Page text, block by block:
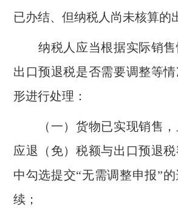
已办结、但纳税人尚未核算的
纳税人应当根据实际销售
出口预退税是否需要调整等
形进行处理：
（一）货物已实现销售，
应退（免）税额与出口预退
中勾选提交“无需调整申报”
续；